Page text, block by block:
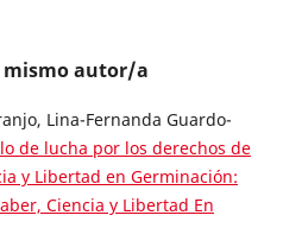
mismo autor/a
Lina-Fernanda Guardo-
de lucha por los derechos de
y Libertad en Germinación:
Ciencia y Libertad En